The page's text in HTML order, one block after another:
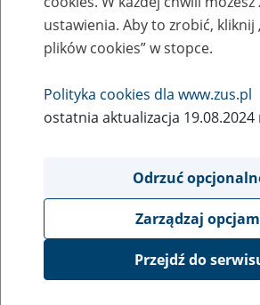
Ważne zmiany w
aplikacji ePłatnik od 1
28
December
2018
W związku ze skróceniem okresu
akt pracowniczych, pracodawcy
do nas więcej informacji o
pierwszy trzeba będzie przekazać
zakres danych za styczeń 2019
ustawienia. Aby to zrobić, kliknij
plików cookies” w stopce.
Polityka cookies dla www.zus.pl
ostatnia aktualizacja 19.08.2024
Odrzuć
Zarządzaj
Przejdź do